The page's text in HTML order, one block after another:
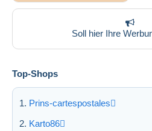
Soll hier Ihre
Top-Shops
Prins-cartespostales
Karto86